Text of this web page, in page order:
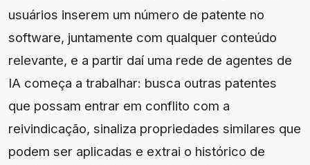
usuários inserem um número de patente no
software, juntamente com qualquer conteúdo
relevante, e a partir daí uma rede de agentes de
IA começa a trabalhar: busca outras patentes
que possam entrar em conflito com a
reivindicação, sinaliza propriedades similares que
podem ser aplicadas e extrai o histórico de